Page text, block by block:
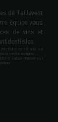
de Taillevent
équipe vous
de vins et
de moins de 18 ans. La
la vente en ligne.
3 L'abus d'alcool est